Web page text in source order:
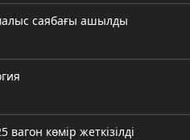
саябағы ашылды
көмір жеткізілді